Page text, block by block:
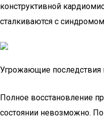
конструктивной
сталкиваются с
Угрожающие последствия
Полное восстановление
состоянии невозможно.